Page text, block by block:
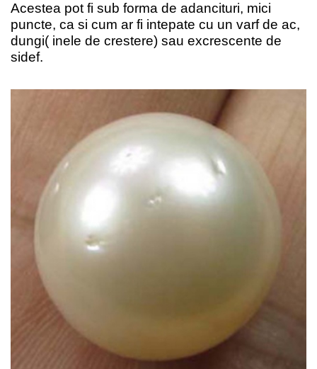
Acestea pot fi sub forma de adancituri, mici
puncte, ca si cum ar fi intepate cu un varf de ac,
dungi( inele de crestere) sau excrescente de
sidef.